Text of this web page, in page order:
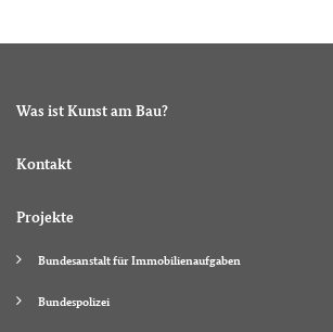
Was ist Kunst am Bau?
Kontakt
Projekte
Bundesanstalt für Immobilienaufgaben
Bundespolizei